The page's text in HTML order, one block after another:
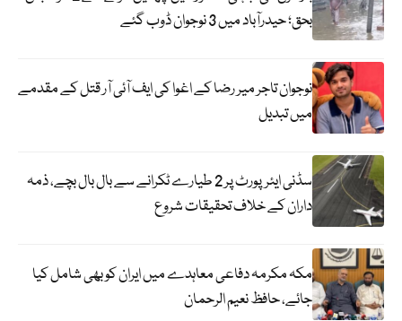
بحق؛ حیدرآباد میں 3 نوجوان ڈوب گئے
نوجوان تاجر میر رضا کے اغوا کی ایف آئی آر قتل کے مقدمے
میں تبدیل
سڈنی ایئرپورٹ پر 2 طیارے ٹکرانے سے بال بال بچے، ذمہ
داران کے خلاف تحقیقات شروع
مکہ مکرمہ دفاعی معاہدے میں ایران کو بھی شامل کیا
جائے، حافظ نعیم الرحمان